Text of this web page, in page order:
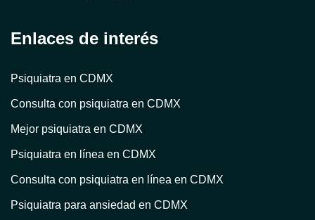
Enlaces de interés
Psiquiatra en CDMX
Consulta con psiquiatra en CDMX
Mejor psiquiatra en CDMX
Psiquiatra en línea en CDMX
Consulta con psiquiatra en línea en CDMX
Psiquiatra para ansiedad en CDMX